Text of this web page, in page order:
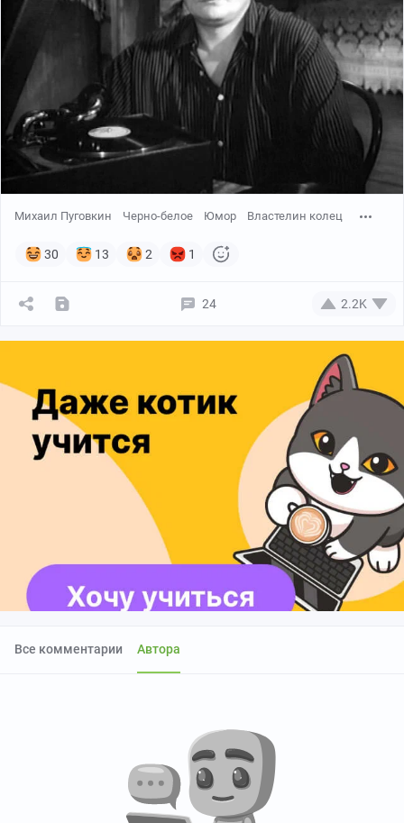
Михаил Пуговкин Черно-белое Юмор Властелин колец
30 13 2 1
24 2.2K
Все комментарии Автора